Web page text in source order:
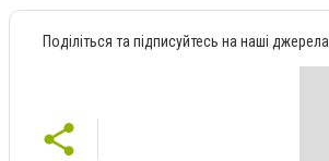
Поділіться та підписуйтесь на наші джерела